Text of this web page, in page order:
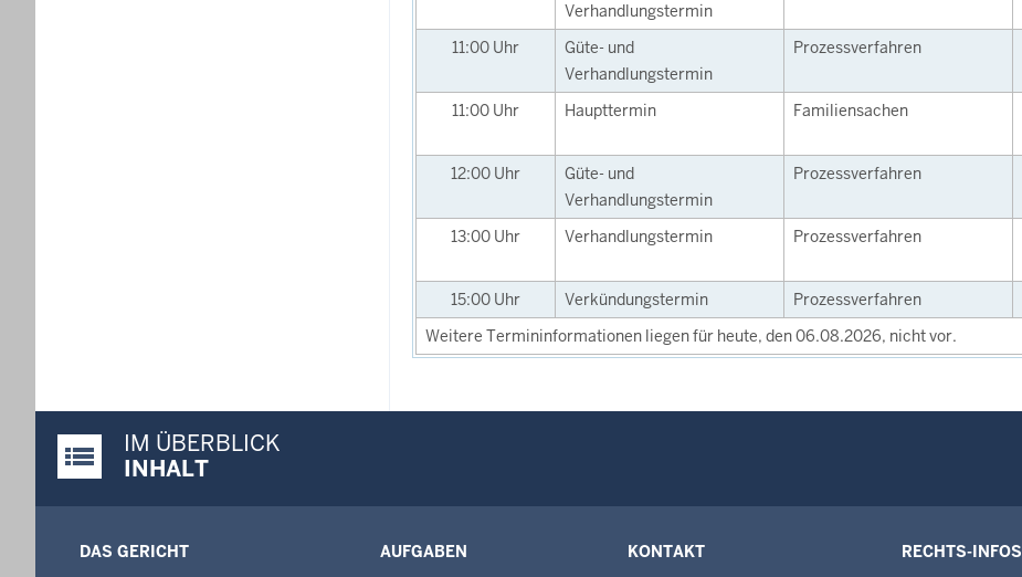
Verhandlungstermin
11:00 Uhr
Güte- und
Verhandlungstermin
Prozessverfahren
11:00 Uhr Haupttermin Familiensachen
12:00 Uhr
Güte- und
Verhandlungstermin
Prozessverfahren
13:00 Uhr Verhandlungstermin Prozessverfahren
15:00 Uhr Verkündungstermin Prozessverfahren
Weitere Termininformationen liegen für heute, den 06.08.2026, nicht vor.
Justiz-Portal im Überblick:
IM ÜBERBLICK
INHALT
DAS GERICHT AUFGABEN KONTAKT RECHTS-INFOS